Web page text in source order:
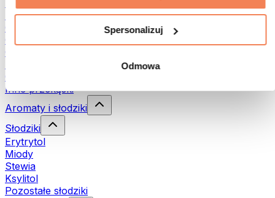
Spersonalizuj
Odmowa
Suszone mięso
Owoce liofilizowane
Ciastka proteinowe
Chipsy i chrupki
Czekolady
Inne przekąski
Aromaty i słodziki
Słodziki
Erytrytol
Miody
Stewia
Ksylitol
Pozostałe słodziki